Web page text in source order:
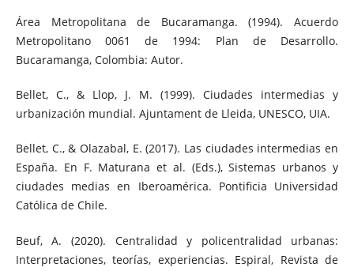
Área Metropolitana de Bucaramanga. (1994). Acuerdo
Metropolitano 0061 de 1994: Plan de Desarrollo.
Bucaramanga, Colombia: Autor.
Bellet, C., & Llop, J. M. (1999). Ciudades intermedias y
urbanización mundial. Ajuntament de Lleida, UNESCO, UIA.
Bellet, C., & Olazabal, E. (2017). Las ciudades intermedias en
España. En F. Maturana et al. (Eds.), Sistemas urbanos y
ciudades medias en Iberoamérica. Pontificia Universidad
Católica de Chile.
Beuf, A. (2020). Centralidad y policentralidad urbanas:
Interpretaciones, teorías, experiencias. Espiral, Revista de